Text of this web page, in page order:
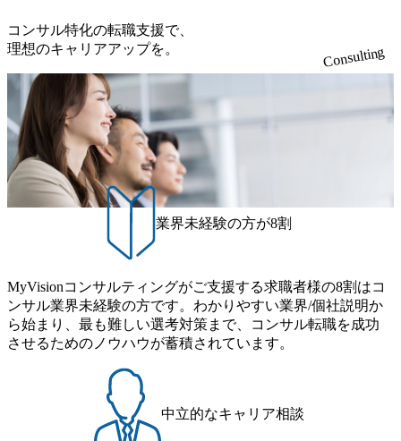
まず良かったです。 最初は自分がコンサルタントになれる
とは思っていませんでした。しかし、転職活動を進めてい
るうちに次第に本気でコンサルタントを目指したいと思え
るようになり、最終的に志望するコンサルティングファー
ムから内定を獲得できたことは本当に良かったです。 この
転職活動を通じて、今まで自分が行き当たりばったりでキ
ャリアを選んできていたと実感しました。今回の転職活動
はそのことを反省する良い機会となりました。 転職前は年
収400万円、転職後は年収500万円になりました。 営業時代
と比較して、今のコンサルタントの仕事を心から楽しめて
います。一度コンサルティングファームに入れたことで、
この先のキャリアの展望も少し開けたと思うので、現職で
経験を積んで次は大手ファームへのステップアップを果た
コンサル特化の転職支援で、
理想のキャリアアップを。
Consulting
業界未経験の方が8割
MyVisionコンサルティングがご支援する求職者様の8割はコ
ンサル業界未経験の方です。わかりやすい業界/個社説明か
ら始まり、最も難しい選考対策まで、コンサル転職を成功
させるためのノウハウが蓄積されています。
中立的なキャリア相談